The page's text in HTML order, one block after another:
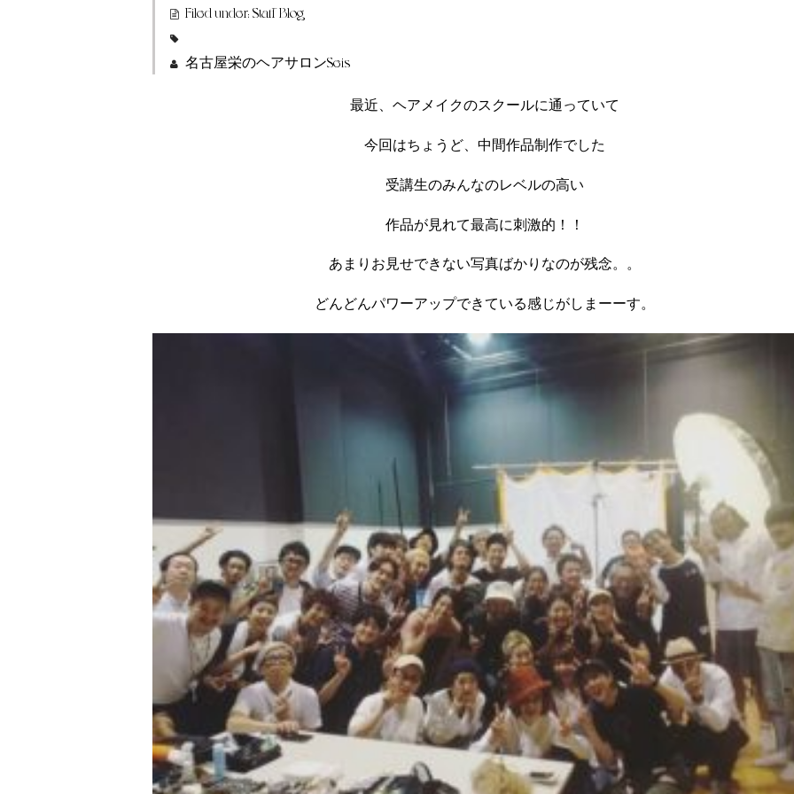
Filed under: Staff Blog
名古屋栄のヘアサロンSeis
最近、ヘアメイクのスクールに通っていて
今回はちょうど、中間作品制作でした
受講生のみんなのレベルの高い
作品が見れて最高に刺激的！！
あまりお見せできない写真ばかりなのが残念。。
どんどんパワーアップできている感じがしまーーす。